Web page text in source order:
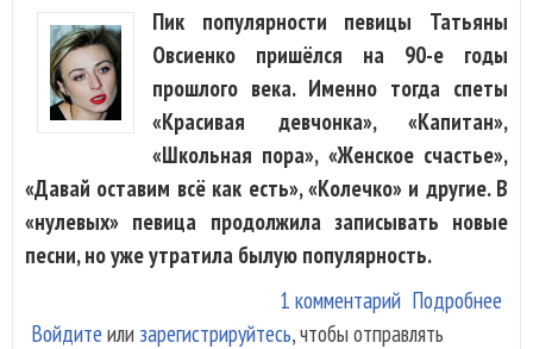
Пик популярности певицы Татьяны
Овсиенко пришёлся на 90-е годы
прошлого века. Именно тогда спеты
«Красивая девчонка», «Капитан»,
«Школьная пора», «Женское счастье»,
«Давай оставим всё как есть», «Колечко» и другие. В
«нулевых» певица продолжила записывать новые
песни, но уже утратила былую популярность.
Подробнее
1 комментарий
Войдите или зарегистрируйтесь, чтобы отправлять